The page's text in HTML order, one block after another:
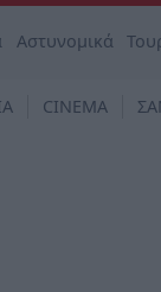
Αστυνομικά
CINEMA